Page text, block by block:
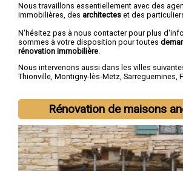
Nous travaillons essentiellement avec des
immobilières, des architectes et des
N'hésitez pas à nous contacter pour plus
sommes à votre disposition pour toutes
rénovation immobilière
Nous intervenons aussi dans les villes
Thionville, Montigny-lès-Metz, Sarreguemines,
Rénovation de maisons